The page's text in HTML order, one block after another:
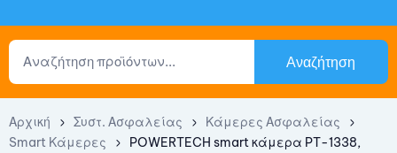
Αναζήτηση
Αρχική Συστ. Ασφαλείας
Κάμερες Ασφαλείας
Smart Κάμερες
POWERTECH smart κάμερα PT-1338,